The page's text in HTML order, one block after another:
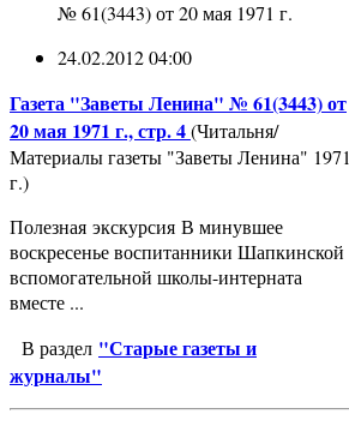
№ 61(3443) от 20 мая 1971 г.
24.02.2012 04:00
Газета "Заветы Ленина" № 61(3443) от
20 мая 1971 г., стр. 4(Читальня/
Материалы газеты "Заветы Ленина" 1971
г.)
Полезная экскурсия В минувшее
воскресенье воспитанники Шапкинской
вспомогательной школы-интерната
вместе ...
В раздел "Старые газеты и
журналы"